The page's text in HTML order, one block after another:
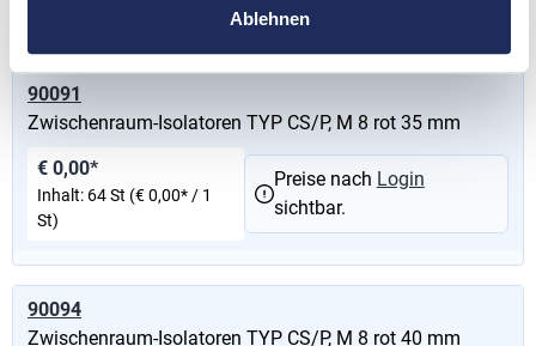
Ablehnen
90091
Zwischenraum-Isolatoren TYP CS/P, M 8 rot 35 mm
€ 0,00*
Inhalt: 64 St (€ 0,00* / 1
St)
Preise nach Login
sichtbar.
90094
Zwischenraum-Isolatoren TYP CS/P, M 8 rot 40 mm